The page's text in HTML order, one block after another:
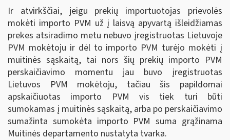
Ir atvirkščiai, jeigu prekių importuotojas prievolės
mokėti importo PVM už į laisvą apyvartą išleidžiamas
prekes atsiradimo metu nebuvo įregistruotas Lietuvoje
PVM mokėtoju ir dėl to importo PVM turėjo mokėti į
muitinės sąskaitą, tai nors šių prekių importo PVM
perskaičiavimo momentu jau buvo įregistruotas
Lietuvos PVM mokėtoju, tačiau šis papildomai
apskaičiuotas importo PVM vis tiek turi būti
sumokamas į muitinės sąskaitą, arba po perskaičiavimo
sumažinta sumokėta importo PVM suma grąžinama
Muitinės departamento nustatyta tvarka.